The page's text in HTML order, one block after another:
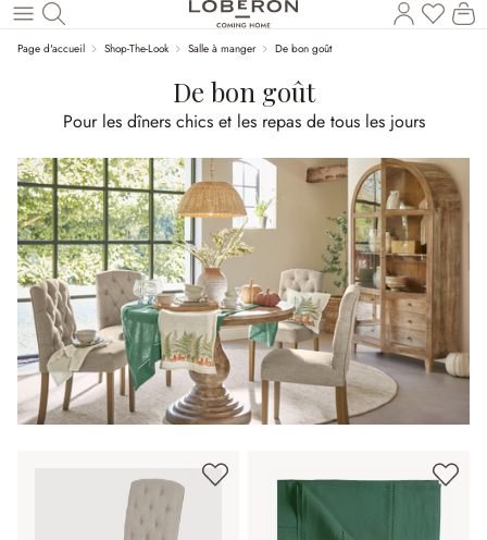
Revenir au contenu principal
Vous
Page d'accueil Shop-The-Look Salle à manger De bon goût
De bon goût
Pour les dîners chics et les repas de tous les jours